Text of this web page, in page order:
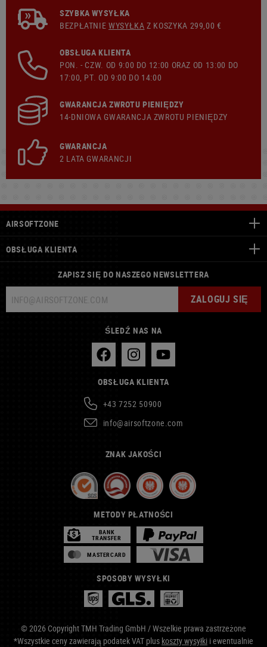
SZYBKA WYSYŁKA
BEZPŁATNIEWYSYŁKA Z KOSZYKA 299,00 €
OBSŁUGA KLIENTA
PON. - CZW. OD 9:00 DO 12:00 ORAZ OD 13:00 DO
17:00, PT. OD 9:00 DO 14:00
GWARANCJA ZWROTU PIENIĘDZY
14-DNIOWA GWARANCJA ZWROTU PIENIĘDZY
GWARANCJA
2 LATA GWARANCJI
AIRSOFTZONE
OBSŁUGA KLIENTA
ZAPISZ SIĘ DO NASZEGO NEWSLETTERA
ZALOGUJ SIĘ
ŚLEDŹ NAS NA
OBSŁUGA KLIENTA
+43 7252 50900
info@airsoftzone.com
ZNAK JAKOŚCI
METODY PŁATNOŚCI
BANK
TRANSFER
MASTERCARD
SPOSOBY WYSYŁKI
© 2026 Copyright TMH Trading GmbH / Wszelkie prawa zastrzeżone
*Wszystkie ceny zawierają podatek VAT plus koszty wysyłki i ewentualnie